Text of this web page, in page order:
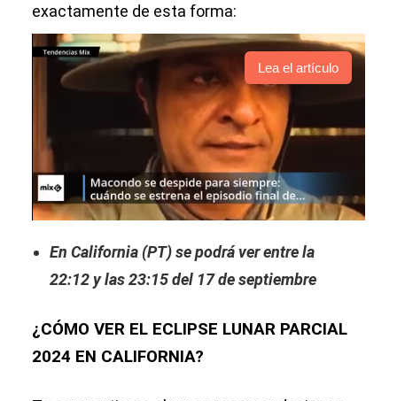
exactamente de esta forma:
Lea el artículo
En California (PT) se podrá ver entre la
22:12 y las 23:15 del 17 de septiembre
¿CÓMO VER EL ECLIPSE LUNAR PARCIAL
2024 EN CALIFORNIA?